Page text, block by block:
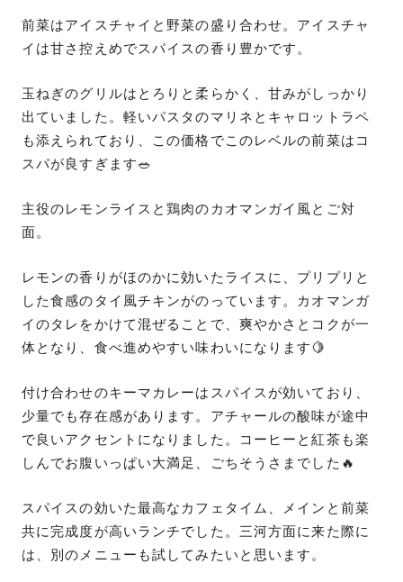
前菜はアイスチャイと野菜の盛り合わせ。アイスチャ
イは甘さ控えめでスパイスの香り豊かです。
玉ねぎのグリルはとろりと柔らかく、甘みがしっかり
出ていました。軽いパスタのマリネとキャロットラペ
も添えられており、この価格でこのレベルの前菜はコ
スパが良すぎます🥗
主役のレモンライスと鶏肉のカオマンガイ風とご対
面。
レモンの香りがほのかに効いたライスに、プリプリと
した食感のタイ風チキンがのっています。カオマンガ
イのタレをかけて混ぜることで、爽やかさとコクが一
体となり、食べ進めやすい味わいになります🍋
付け合わせのキーマカレーはスパイスが効いており、
少量でも存在感があります。アチャールの酸味が途中
で良いアクセントになりました。コーヒーと紅茶も楽
しんでお腹いっぱい大満足、ごちそうさまでした🔥
スパイスの効いた最高なカフェタイム、メインと前菜
共に完成度が高いランチでした。三河方面に来た際に
は、別のメニューも試してみたいと思います。